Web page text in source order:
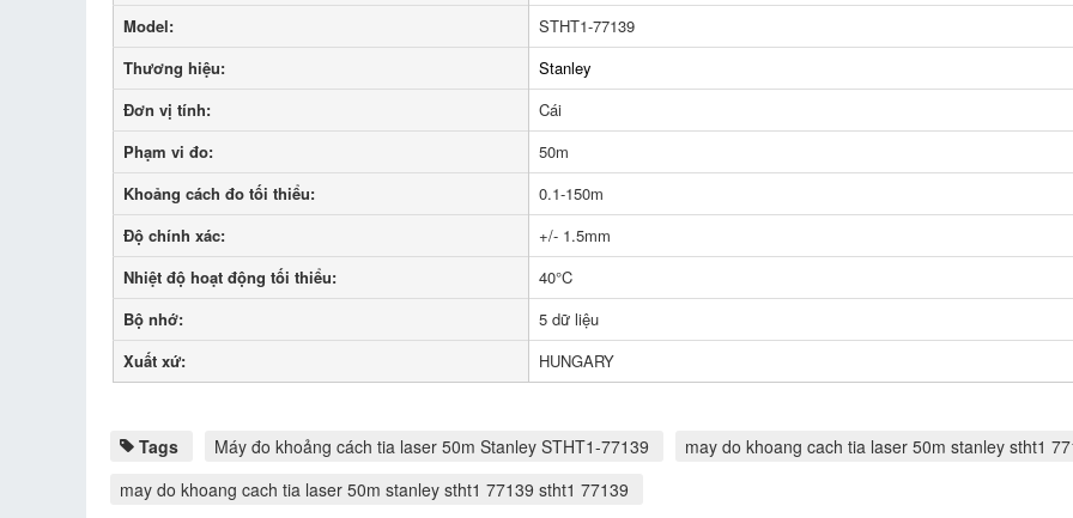
Model:
STHT1-77139
Thương hiệu:
Stanley
Đơn vị tính:
Cái
Phạm vi đo:
50m
Khoảng cách đo tối thiểu:
0.1-150m
Độ chính xác:
+/- 1.5mm
Nhiệt độ hoạt động tối thiểu:
40°C
Bộ nhớ:
5 dữ liệu
Xuất xứ:
HUNGARY
Tags Máy đo khoảng cách tia laser 50m Stanley STHT1-77139
may do khoang cach tia laser 50m stanley stht1
may do khoang cach tia laser 50m stanley stht1 77139 stht1 77139